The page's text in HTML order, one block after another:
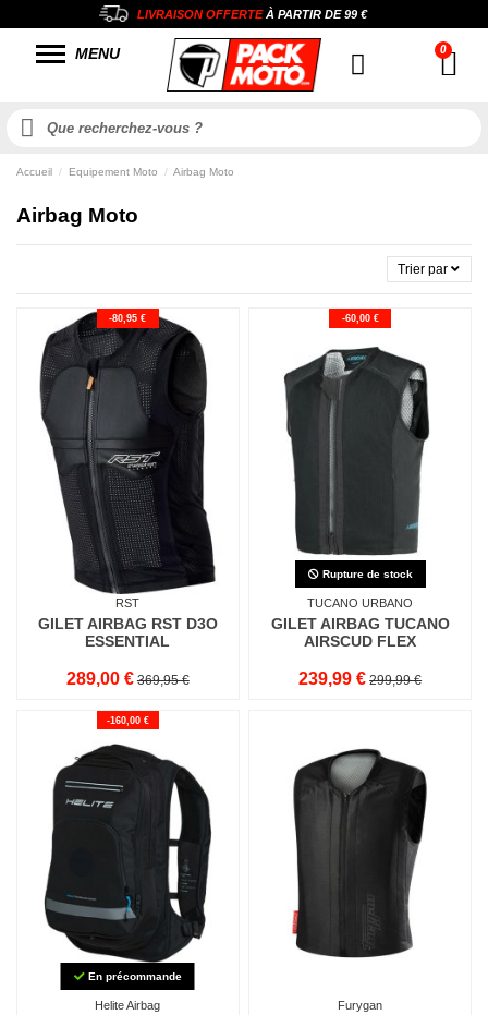
LIVRAISON OFFERTEÀ PARTIR DE99 €
MENU
Accueil Equipement Moto Airbag Moto
Airbag Moto
Trier par
-80,95 €
RST
GILET AIRBAG RST D3O
ESSENTIAL
289,00 € 369,95 €
-60,00 €
Rupture de stock
TUCANO URBANO
GILET AIRBAG TUCANO
AIRSCUD FLEX
239,99 € 299,99 €
-160,00 €
En précommande
Helite Airbag Furygan